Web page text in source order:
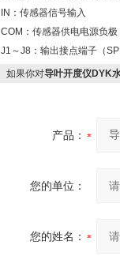
IN ： 传感器信号输入
COM ：传感器供电电源负
J1 ～J8 ：输出接点端子（
如果你对导叶开度仪DYK
产品：
您的单位：
您的姓名：